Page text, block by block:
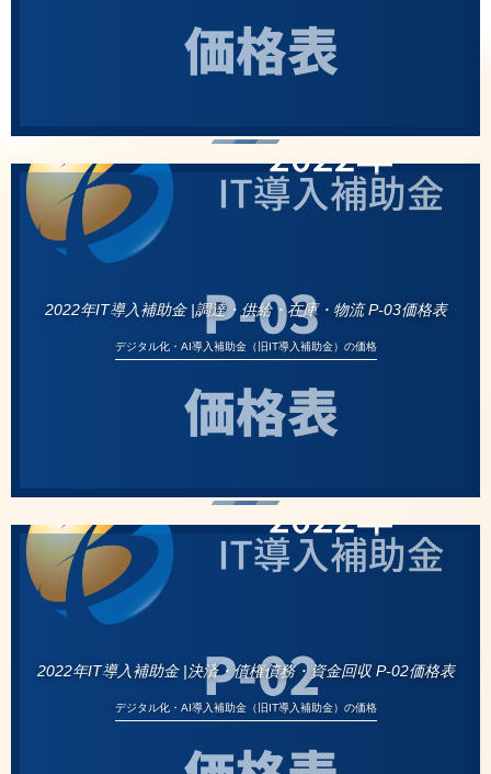
2022年IT導入補助金 |調達・供給・在庫・物流 P-03価格表
デジタル化・AI導入補助金（旧IT導入補助金）の価格
2022年IT導入補助金 |決済・債権債務・資金回収 P-02価格表
デジタル化・AI導入補助金（旧IT導入補助金）の価格